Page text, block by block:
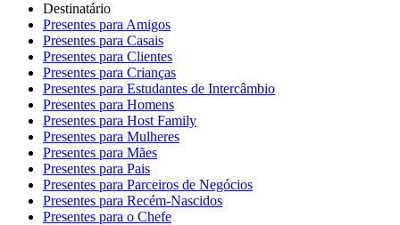
Destinatário
Presentes para Amigos
Presentes para Casais
Presentes para Clientes
Presentes para Crianças
Presentes para Estudantes de Intercâmbio
Presentes para Homens
Presentes para Host Family
Presentes para Mulheres
Presentes para Mães
Presentes para Pais
Presentes para Parceiros de Negócios
Presentes para Recém-Nascidos
Presentes para o Chefe